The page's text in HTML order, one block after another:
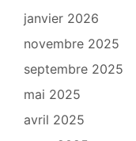
janvier 2026
novembre 2025
septembre 2025
mai 2025
avril 2025